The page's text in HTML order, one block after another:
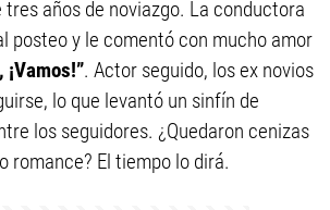
años de noviazgo. La conductora
posteo y le comentó con mucho amor
¡Vamos!”. Actor seguido, los ex novios
lo que levantó un sinfín de
los seguidores. ¿Quedaron cenizas
romance? El tiempo lo dirá.